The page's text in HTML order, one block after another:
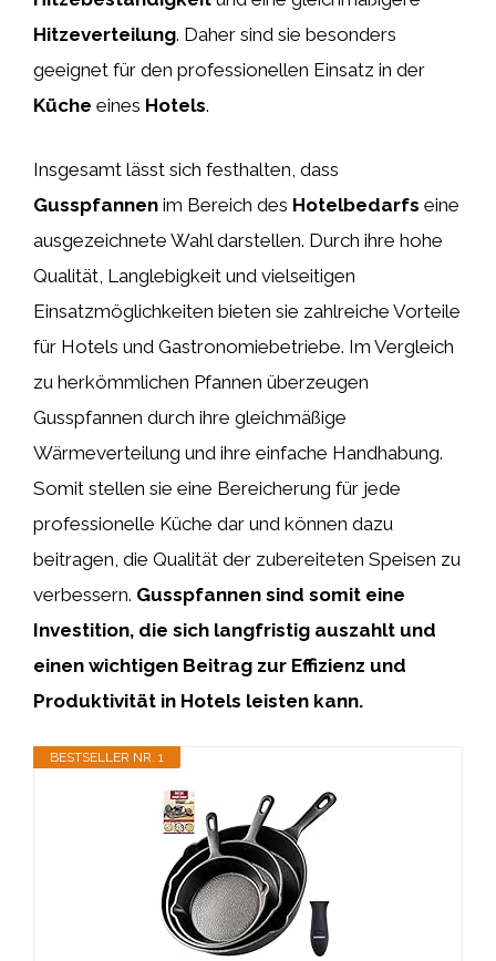
Hitzeverteilung. Daher sind sie besonders
geeignet für den professionellen Einsatz in der
Küche eines Hotels.
Insgesamt lässt sich festhalten, dass
Gusspfannen im Bereich des Hotelbedarfs eine
ausgezeichnete Wahl darstellen. Durch ihre hohe
Qualität, Langlebigkeit und vielseitigen
Einsatzmöglichkeiten bieten sie zahlreiche Vorteile
für Hotels und Gastronomiebetriebe. Im Vergleich
zu herkömmlichen Pfannen überzeugen
Gusspfannen durch ihre gleichmäßige
Wärmeverteilung und ihre einfache Handhabung.
Somit stellen sie eine Bereicherung für jede
professionelle Küche dar und können dazu
beitragen, die Qualität der zubereiteten Speisen zu
verbessern. Gusspfannen sind somit eine
Investition, die sich langfristig auszahlt und
einen wichtigen Beitrag zur Effizienz und
Produktivität in Hotels leisten kann.
BESTSELLER NR. 1